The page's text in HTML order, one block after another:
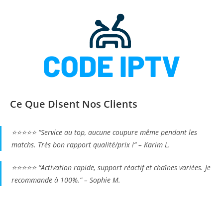
Ce Que Disent Nos Clients
⭐⭐⭐⭐⭐ “Service au top, aucune coupure même pendant les
matchs. Très bon rapport qualité/prix !” – Karim L.
⭐⭐⭐⭐⭐ “Activation rapide, support réactif et chaînes variées. Je
recommande à 100%.” – Sophie M.